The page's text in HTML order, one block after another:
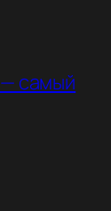
самый